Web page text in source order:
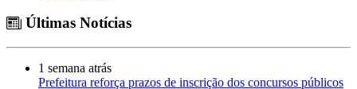
Últimas Notícias
1 semana atrás
Prefeitura reforça prazos de inscrição dos concursos públicos